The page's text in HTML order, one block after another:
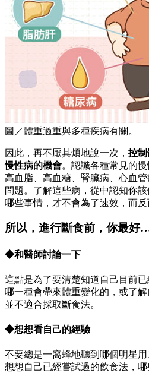
圖／體重過重與多種疾病有關。
因此，再不厭其煩地說一次， 控
慢性病的機會。認識各種常見的
高血脂、高血糖、腎臟病、心血
問題。了解這些病，從中認知你
哪些事情，才不會為了速效，而反
所以，進行斷食前，你最好
◆和醫師討論一下
這點是為了要清楚知道自己目前
哪一種會帶來體重變化的，或了
並不適合採取斷食法。
◆想想看自己的經驗
不要總是一窩蜂地聽到哪個明星
想想自己已經嘗試過的飲食法，